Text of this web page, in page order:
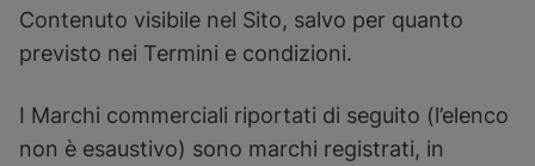
Contenuto visibile nel Sito, salvo per quanto
previsto nei Termini e condizioni.
I Marchi commerciali riportati di seguito (l’elenco
non è esaustivo) sono marchi registrati, in